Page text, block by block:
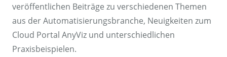
veröffentlichen Beiträge zu verschiedenen Themen
aus der Automatisierungsbranche, Neuigkeiten zum
Cloud Portal AnyViz und unterschiedlichen
Praxisbeispielen.